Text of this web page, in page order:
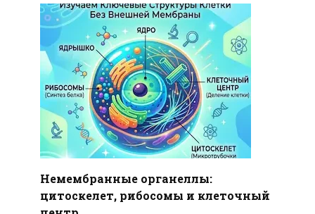
Немембранные органеллы:
цитоскелет, рибосомы и клеточный